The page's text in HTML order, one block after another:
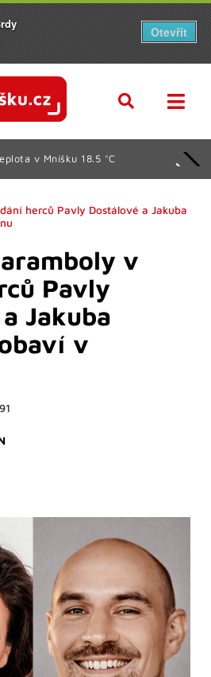
v Mníšku 18.5 °C
herců Pavly Dostálové a Jakuba
v
Pavly
Jakuba
v
91
Otevřít